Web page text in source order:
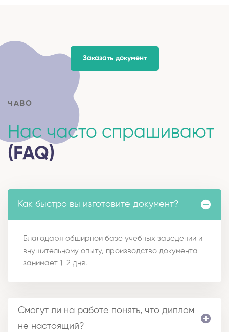
Заказать документ
ЧАВО
Нас часто спрашивают
(FAQ)
Как быстро вы изготовите документ?
Благодаря обширной базе учебных заведений и
внушительному опыту, производство документа
занимает 1-2 дня.
Смогут ли на работе понять, что диплом
не настоящий?